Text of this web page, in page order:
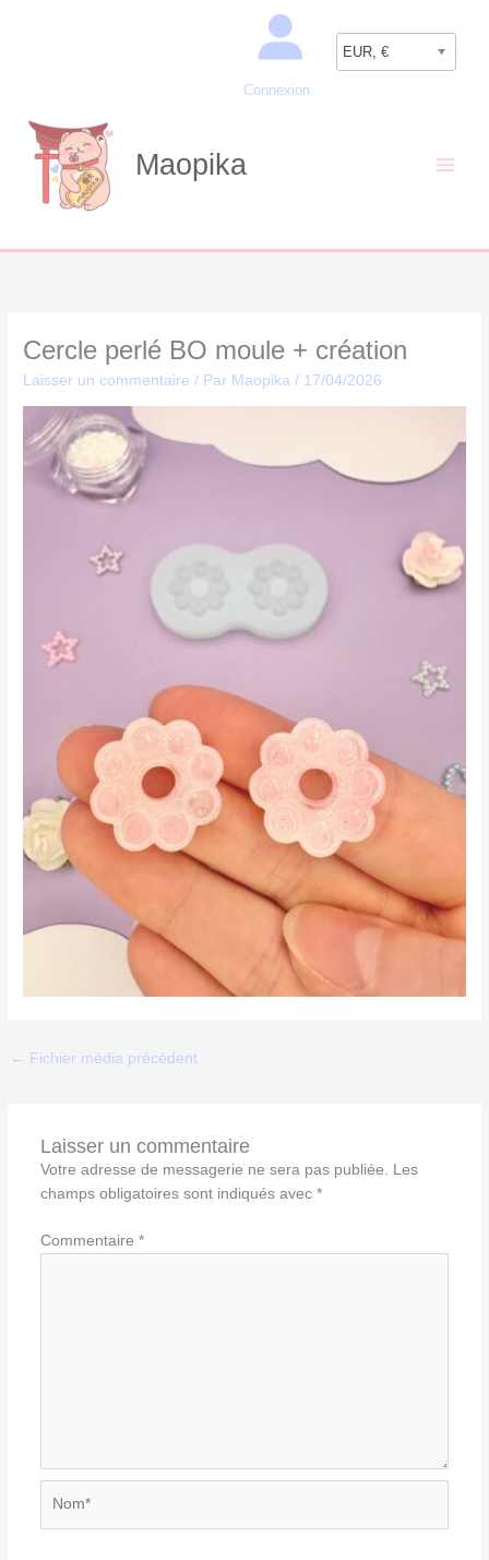
Connexion
EUR, €
Maopika
Cercle perlé BO moule + création
Laisser un commentaire / Par Maopika/ 17/04/2026
← Fichier média précédent
Laisser un commentaire
Votre adresse de messagerie ne sera pas publiée. Les
champs obligatoires sont indiqués avec *
Commentaire *
Recherche